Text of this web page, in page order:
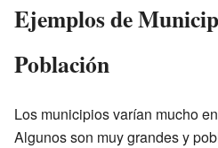
Ejemplos de
Población
Los municipios varían mucho
Algunos son muy grandes y